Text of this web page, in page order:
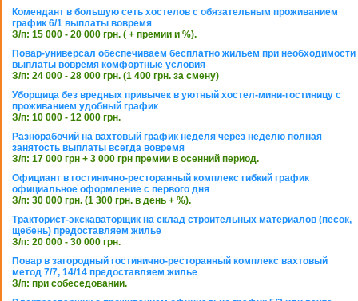
Комендант в большую сеть хостелов с обязательным проживанием
график 6/1 выплаты вовремя
З/п: 15 000 - 20 000 грн. ( + премии и %).
Повар-универсал обеспечиваем бесплатно жильем при необходимости
выплаты вовремя комфортные условия
З/п: 24 000 - 28 000 грн. (1 400 грн. за смену)
Уборщица без вредных привычек в уютный хостел-мини-гостиницу с
проживанием удобный график
З/п: 10 000 - 12 000 грн.
Разнорабочий на вахтовый график неделя через неделю полная
занятость выплаты всегда вовремя
З/п: 17 000 грн + 3 000 грн премии в осенний период.
Официант в гостинично-ресторанный комплекс гибкий график
официальное оформление с первого дня
З/п: 30 000 грн. (1 300 грн. в день + %).
Тракторист-экскаваторщик на склад строительных материалов (песок,
щебень) предоставляем жилье
З/п: 20 000 - 30 000 грн.
Повар в загородный гостинично-ресторанный комплекс вахтовый
метод 7/7, 14/14 предоставляем жилье
З/п: при собеседовании.